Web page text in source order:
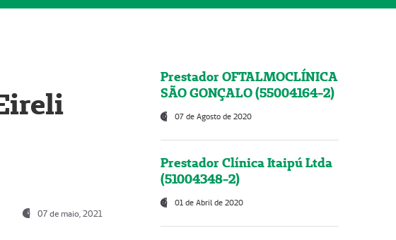
07 de maio, 2021
Prestador OFTALMOCLÍNICA
SÃO GONÇALO (55004164-2)
07 de Agosto de 2020
Prestador Clínica Itaipú Ltda
(51004348-2)
01 de Abril de 2020